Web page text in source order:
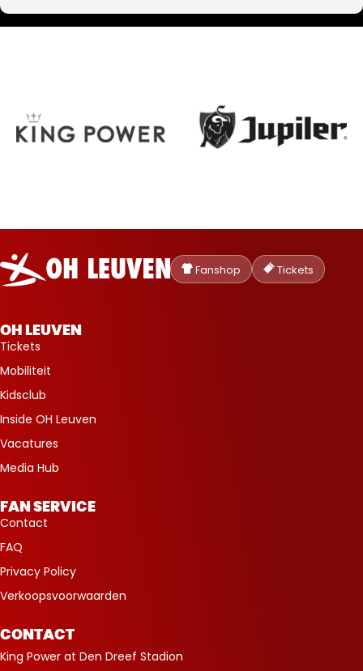
Oud-
Heverlee
Leuven
Fanshop Tickets
OH LEUVEN
Tickets
Mobiliteit
Kidsclub
Inside OH Leuven
Vacatures
Media Hub
FAN SERVICE
Contact
FAQ
Privacy Policy
Verkoopsvoorwaarden
CONTACT
King Power at Den Dreef Stadion